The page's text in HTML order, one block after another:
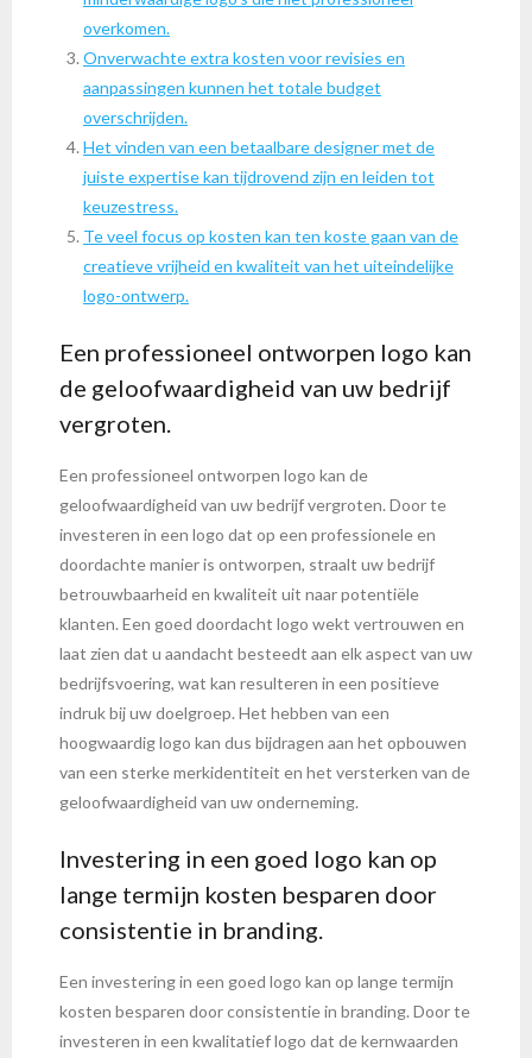
overkomen.
Onverwachte extra kosten voor revisies en
aanpassingen kunnen het totale budget
overschrijden.
Het vinden van een betaalbare designer met de
juiste expertise kan tijdrovend zijn en leiden tot
keuzestress.
Te veel focus op kosten kan ten koste gaan van de
creatieve vrijheid en kwaliteit van het uiteindelijke
logo-ontwerp.
Een professioneel ontworpen logo kan
de geloofwaardigheid van uw bedrijf
vergroten.
Een professioneel ontworpen logo kan de
geloofwaardigheid van uw bedrijf vergroten. Door te
investeren in een logo dat op een professionele en
doordachte manier is ontworpen, straalt uw bedrijf
betrouwbaarheid en kwaliteit uit naar potentiële
klanten. Een goed doordacht logo wekt vertrouwen en
laat zien dat u aandacht besteedt aan elk aspect van uw
bedrijfsvoering, wat kan resulteren in een positieve
indruk bij uw doelgroep. Het hebben van een
hoogwaardig logo kan dus bijdragen aan het opbouwen
van een sterke merkidentiteit en het versterken van de
geloofwaardigheid van uw onderneming.
Investering in een goed logo kan op
lange termijn kosten besparen door
consistentie in branding.
Een investering in een goed logo kan op lange termijn
kosten besparen door consistentie in branding. Door te
investeren in een kwalitatief logo dat de kernwaarden